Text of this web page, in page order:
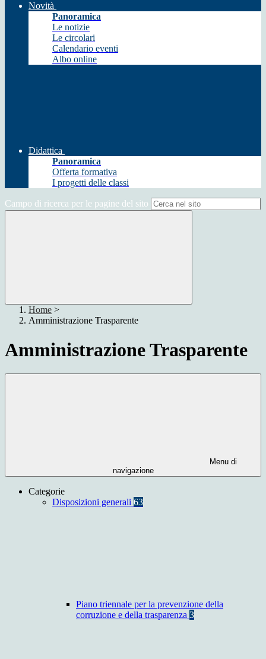
Novità
Panoramica
Le notizie
Le circolari
Calendario eventi
Albo online
Didattica
Panoramica
Offerta formativa
I progetti delle classi
Campo di ricerca per le pagine del sito
Home >
Amministrazione Trasparente
Amministrazione Trasparente
Menu di
navigazione
Categorie
Disposizioni generali 63
Piano triennale per la prevenzione della
corruzione e della trasparenza 3